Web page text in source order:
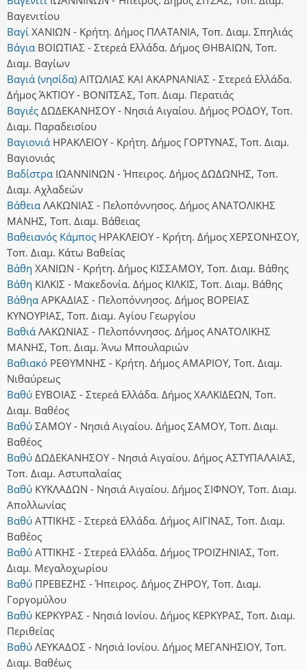
Βαγενιτίου
Βαγί ΧΑΝΙΩΝ - Κρήτη. Δήμος ΠΛΑΤΑΝΙΑ, Τοπ. Διαμ. Σπηλιάς
Βάγια ΒΟΙΩΤΙΑΣ - Στερεά Ελλάδα. Δήμος ΘΗΒΑΙΩΝ, Τοπ.
Διαμ. Βαγίων
Βαγιά (νησίδα) ΑΙΤΩΛΙΑΣ ΚΑΙ ΑΚΑΡΝΑΝΙΑΣ - Στερεά Ελλάδα.
Δήμος ΆΚΤΙΟΥ - ΒΟΝΙΤΣΑΣ, Τοπ. Διαμ. Περατιάς
Βαγιές ΔΩΔΕΚΑΝΗΣΟΥ - Νησιά Αιγαίου. Δήμος ΡΟΔΟΥ, Τοπ.
Διαμ. Παραδεισίου
Βαγιονιά ΗΡΑΚΛΕΙΟΥ - Κρήτη. Δήμος ΓΟΡΤΥΝΑΣ, Τοπ. Διαμ.
Βαγιονιάς
Βαδίστρα ΙΩΑΝΝΙΝΩΝ - Ήπειρος. Δήμος ΔΩΔΩΝΗΣ, Τοπ.
Διαμ. Αχλαδεών
Βάθεια ΛΑΚΩΝΙΑΣ - Πελοπόννησος. Δήμος ΑΝΑΤΟΛΙΚΗΣ
ΜΑΝΗΣ, Τοπ. Διαμ. Βάθειας
Βαθειανός Κάμπος ΗΡΑΚΛΕΙΟΥ - Κρήτη. Δήμος ΧΕΡΣΟΝΗΣΟΥ,
Τοπ. Διαμ. Κάτω Βαθείας
Βάθη ΧΑΝΙΩΝ - Κρήτη. Δήμος ΚΙΣΣΑΜΟΥ, Τοπ. Διαμ. Βάθης
Βάθη ΚΙΛΚΙΣ - Μακεδονία. Δήμος ΚΙΛΚΙΣ, Τοπ. Διαμ. Βάθης
Βάθηα ΑΡΚΑΔΙΑΣ - Πελοπόννησος. Δήμος ΒΟΡΕΙΑΣ
ΚΥΝΟΥΡΙΑΣ, Τοπ. Διαμ. Αγίου Γεωργίου
Βαθιά ΛΑΚΩΝΙΑΣ - Πελοπόννησος. Δήμος ΑΝΑΤΟΛΙΚΗΣ
ΜΑΝΗΣ, Τοπ. Διαμ. Άνω Μπουλαριών
Βαθιακό ΡΕΘΥΜΝΗΣ - Κρήτη. Δήμος ΑΜΑΡΙΟΥ, Τοπ. Διαμ.
Νιθαύρεως
Βαθύ ΕΥΒΟΙΑΣ - Στερεά Ελλάδα. Δήμος ΧΑΛΚΙΔΕΩΝ, Τοπ.
Διαμ. Βαθέος
Βαθύ ΣΑΜΟΥ - Νησιά Αιγαίου. Δήμος ΣΑΜΟΥ, Τοπ. Διαμ.
Βαθέος
Βαθύ ΔΩΔΕΚΑΝΗΣΟΥ - Νησιά Αιγαίου. Δήμος ΑΣΤΥΠΑΛΑΙΑΣ,
Τοπ. Διαμ. Αστυπαλαίας
Βαθύ ΚΥΚΛΑΔΩΝ - Νησιά Αιγαίου. Δήμος ΣΙΦΝΟΥ, Τοπ. Διαμ.
Απολλωνίας
Βαθύ ΑΤΤΙΚΗΣ - Στερεά Ελλάδα. Δήμος ΑΙΓΙΝΑΣ, Τοπ. Διαμ.
Βαθέος
Βαθύ ΑΤΤΙΚΗΣ - Στερεά Ελλάδα. Δήμος ΤΡΟΙΖΗΝΙΑΣ, Τοπ.
Διαμ. Μεγαλοχωρίου
Βαθύ ΠΡΕΒΕΖΗΣ - Ήπειρος. Δήμος ΖΗΡΟΥ, Τοπ. Διαμ.
Γοργομύλου
Βαθύ ΚΕΡΚΥΡΑΣ - Νησιά Ιονίου. Δήμος ΚΕΡΚΥΡΑΣ, Τοπ. Διαμ.
Περιθείας
Βαθύ ΛΕΥΚΑΔΟΣ - Νησιά Ιονίου. Δήμος ΜΕΓΑΝΗΣΙΟΥ, Τοπ.
Διαμ. Βαθέως